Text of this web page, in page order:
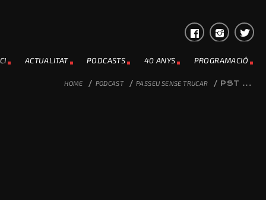
ACTUALITAT PODCASTS 40 ANYS PROGRAMACIÓ
HOME / PODCAST / PASSEU SENSE TRUCAR / PST ...